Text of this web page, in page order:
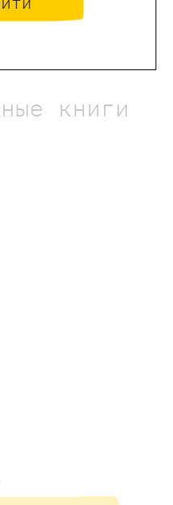
что отзывы могут
пользователи
книги